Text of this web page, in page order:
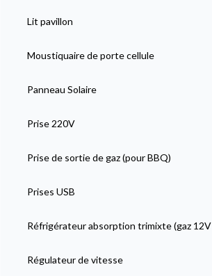
Lit pavillon
Moustiquaire de porte cellule
Panneau Solaire
Prise 220V
Prise de sortie de gaz (pour BBQ)
Prises USB
Réfrigérateur absorption trimixte (gaz
Régulateur de vitesse